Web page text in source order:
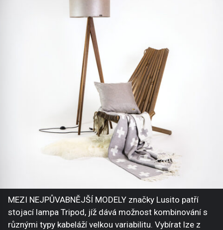
MEZI NEJPŮVABNĚJŠÍ MODELY značky Lusito patří
stojací lampa Tripod, jíž dává možnost kombinování s
různými typy kabeláží velkou variabilitu. Vybírat lze z